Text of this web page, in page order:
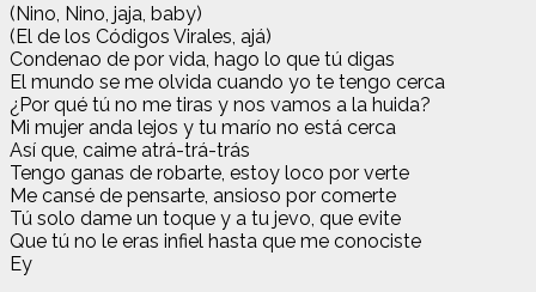
(Nino, Nino, jaja, baby)
(El de los Códigos Virales, ajá)
Condenao de por vida, hago lo que tú digas
El mundo se me olvida cuando yo te tengo cerca
¿Por qué tú no me tiras y nos vamos a la huida?
Mi mujer anda lejos y tu marío no está cerca
Así que, caime atrá-trá-trás
Tengo ganas de robarte, estoy loco por verte
Me cansé de pensarte, ansioso por comerte
Tú solo dame un toque y a tu jevo, que evite
Que tú no le eras infiel hasta que me conociste
Ey